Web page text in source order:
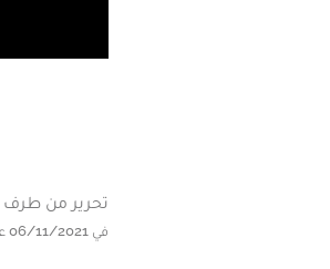
تحرير من طرف
في 06/11/2021 على الساعة 19:40